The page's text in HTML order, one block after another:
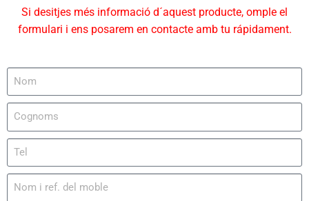
Si desitjes més informació d´aquest producte, omple el
formulari i ens posarem en contacte amb tu rápidament.